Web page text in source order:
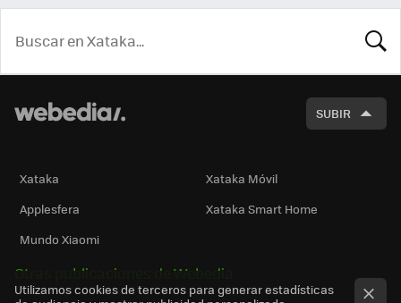
SUBIR
Xataka
Xataka Móvil
Applesfera
Xataka Smart Home
Mundo Xiaomi
Otras publicaciones de Webedia
Utilizamos cookies de terceros para generar estadísticas